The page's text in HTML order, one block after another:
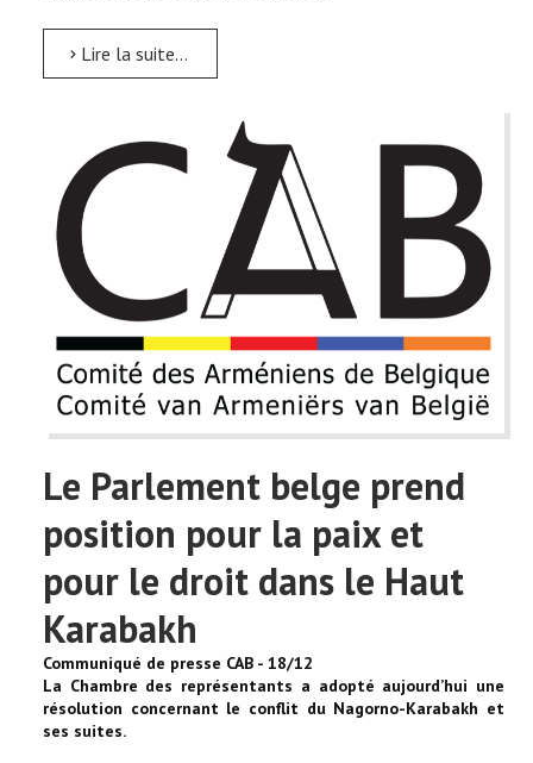
Lire la suite...
Le Parlement belge prend
position pour la paix et
pour le droit dans le Haut
Karabakh
Communiqué de presse CAB - 18/12
La Chambre des représentants a adopté aujourd’hui une
résolution concernant le conflit du Nagorno-Karabakh et
ses suites.